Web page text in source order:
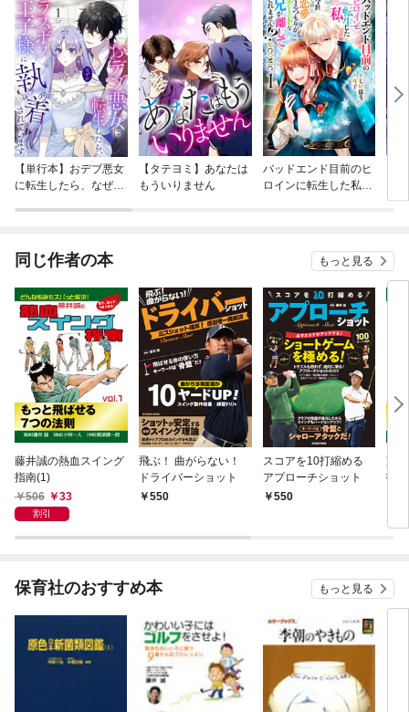
【単行本】おデブ悪女
に転生したら、なぜか
【タテヨミ】あなたは
もういりません
バッドエンド目前のヒ
ロインに転生した私、
同じ作者の本 もっと見る
藤井誠の熱血スイング
指南(1)
506
33
割引
飛ぶ！ 曲がらない！
ドライバーショット
550
スコアを10打縮める
アプローチショット
550
藤
指
保育社のおすすめ本 もっと見る